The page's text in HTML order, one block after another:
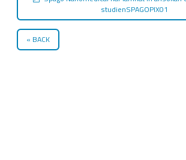
studienSPAGOPIX01
BACK